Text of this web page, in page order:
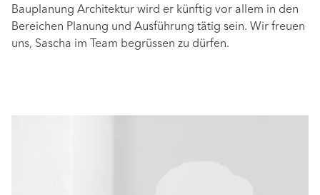
Bauplanung Architektur wird er künftig vor allem in den
Bereichen Planung und Ausführung tätig sein. Wir freuen
uns, Sascha im Team begrüssen zu dürfen.